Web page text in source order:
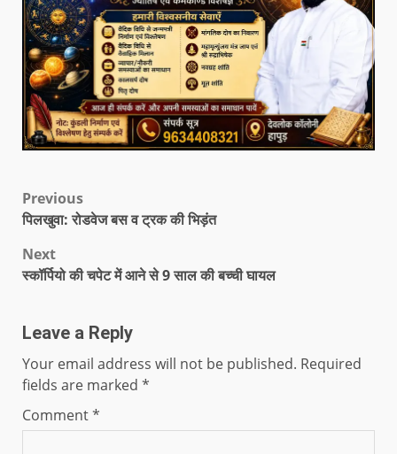
Previous
पिलखुवा: रोडवेज बस व ट्रक की भिड़ंत
Next
स्कॉर्पियो की चपेट में आने से 9 साल की बच्ची घायल
Leave a Reply
Your email address will not be published. Required
fields are marked *
Comment*